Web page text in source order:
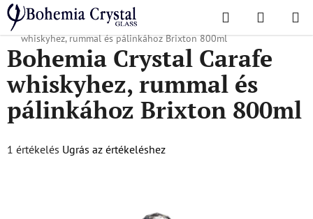
Ugrás
fő
tartalomhoz
Keresés KOSÁR
Kezdőlap
/ Népszerű kollekciók / Brixton
Bohemia Crystal Carafe
whiskyhez, rummal és pálinkához Brixton 800ml
Bohemia Crystal Carafe
whiskyhez, rummal és
pálinkához Brixton 800ml
A
1 értékelés Ugrás az értékeléshez